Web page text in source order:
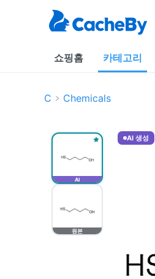
쇼핑홈 카테고리
C Chemicals
AI
원본
AI 생성